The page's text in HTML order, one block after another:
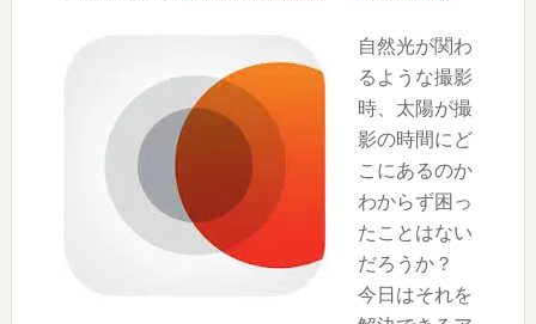
自然光が関わ
るような撮影
時、太陽が撮
影の時間にど
こにあるのか
わからず困っ
たことはない
だろうか？
今日はそれを